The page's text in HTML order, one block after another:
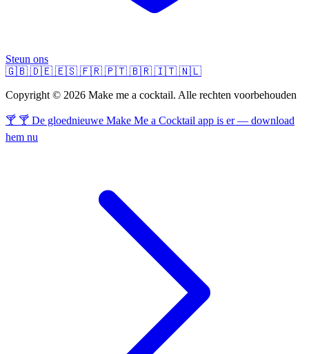
Steun ons
🇬🇧 🇩🇪 🇪🇸 🇫🇷 🇵🇹 🇧🇷 🇮🇹 🇳🇱
Copyright © 2026 Make me a cocktail. Alle rechten voorbehouden
🍸 🍸 De gloednieuwe Make Me a Cocktail app is er — download
hem nu